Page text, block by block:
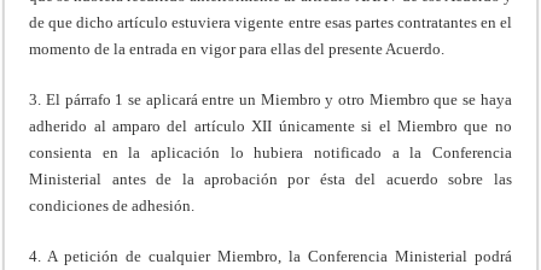
de que dicho artículo estuviera vigente entre esas partes contratantes en el
momento de la entrada en vigor para ellas del presente Acuerdo.
3. El párrafo 1 se aplicará entre un Miembro y otro Miembro que se haya
adherido al amparo del artículo XII únicamente si el Miembro que no
consienta en la aplicación lo hubiera notificado a la Conferencia
Ministerial antes de la aprobación por ésta del acuerdo sobre las
condiciones de adhesión.
4. A petición de cualquier Miembro, la Conferencia Ministerial podrá